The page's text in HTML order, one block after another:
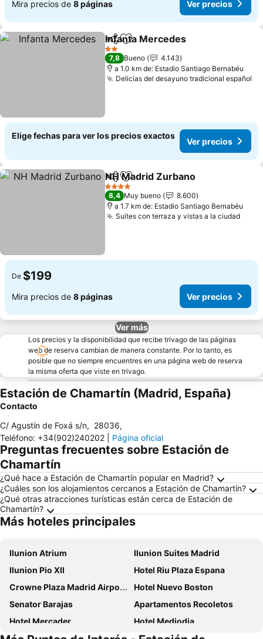
Mira precios de 8 páginas Ver precios
CompartirAgregar a favoritos
Infanta Mercedes
2 Estrellas
7,8 Bueno
4.143
a 1.0 km de: Estadio Santiago Bernabéu
Delicias del desayuno tradicional español
Elige fechas para ver los precios exactos
Ver precios
CompartirAgregar a favoritos
NH Madrid Zurbano
4 Estrellas
8,4 Muy bueno
8.600
a 1.7 km de: Estadio Santiago Bernabéu
Suites con terraza y vistas a la ciudadVer
De $199
Mira precios de 8 páginas Ver precios
Ver más
Los precios y la disponibilidad que recibe trivago de las páginas
web de reserva cambian de manera constante. Por lo tanto, es
posible que no siempre encuentres en una página web de reserva
la misma oferta que viste en trivago.
Estación de Chamartín (Madrid, España)
Contacto
C/ Agustín de Foxá s/n, 28036,
Teléfono: +34(902)240202 Página oficial
Preguntas frecuentes sobre Estación de
Chamartín
¿Qué hace a Estación de Chamartín popular en Madrid?
¿Cuáles son los alojamientos cercanos a Estación de Chamartín?
¿Qué otras atracciones turísticas están cerca de Estación de
Chamartín?
Más hoteles principales
Ilunion Atrium
Ilunion Suites Madrid
Ilunion Pio XII
Hotel Riu Plaza Espana
Crowne Plaza Madrid Airport By Ihg
Hotel Nuevo Boston
Senator Barajas
Apartamentos Recoletos
Hotel Mercader
Hotel Mediodia